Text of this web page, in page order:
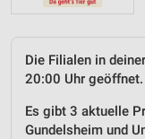
Die Filialen in
20:00 Uhr geöffnet.
Es gibt 3 aktuelle
Gundelsheim und